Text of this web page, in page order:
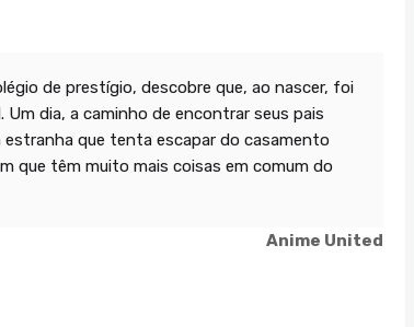
de prestígio, descobre que, ao nascer, foi
dia, a caminho de encontrar seus pais
que tenta escapar do casamento
que têm muito mais coisas em comum do
Anime United